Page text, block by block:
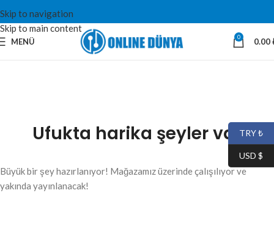
Skip to navigation
Skip to main content
MENÜ 0 0.00
Ufukta harika şeyler var
Büyük bir şey hazırlanıyor! Mağazamız üzerinde çalışılıyor ve
yakında yayınlanacak!
TRY ₺
USD $